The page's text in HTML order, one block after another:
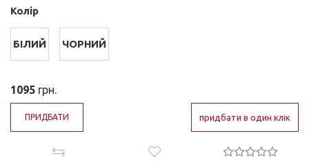
Колір
БІЛИЙ ЧОРНИЙ
1095 грн.
ПРИДБАТИ придбати в один клік